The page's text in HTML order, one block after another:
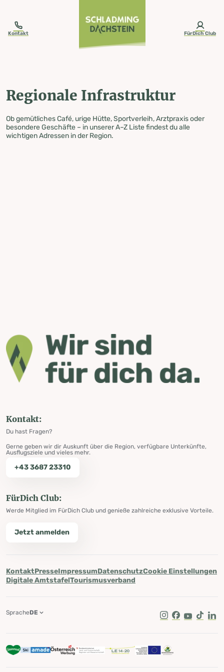
Kontakt FürDich Club
Regionale Infrastruktur
Ob gemütliches Café, urige Hütte, Sportverleih, Arztpraxis oder
besondere Geschäfte – in unserer A–Z Liste findest du alle
wichtigen Adressen in der Region.
Kontakt:
Du hast Fragen?
Gerne geben wir dir Auskunft über die Region, verfügbare Unterkünfte,
Ausflugsziele und vieles mehr.
+43 3687 23310
FürDich Club:
Werde Mitglied im FürDich Club und genieße zahlreiche exklusive Vorteile.
Jetzt anmelden
KontaktPresseImpressumDatenschutzCookie Einstellungen
Digitale AmtstafelTourismusverband
Instagram
Facebook
Youtube
Tik Tok
SpracheDE